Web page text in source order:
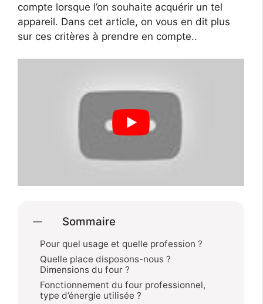
compte lorsque l’on souhaite acquérir un tel
appareil. Dans cet article, on vous en dit plus
sur ces critères à prendre en compte..
Sommaire
Pour quel usage et quelle profession ?
Quelle place disposons-nous ?
Dimensions du four ?
Fonctionnement du four professionnel,
type d’énergie utilisée ?